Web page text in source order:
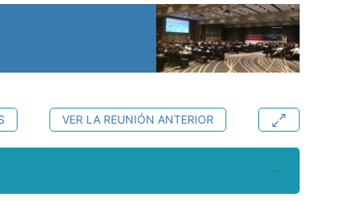
VER LA REUNIÓN ANTERIOR